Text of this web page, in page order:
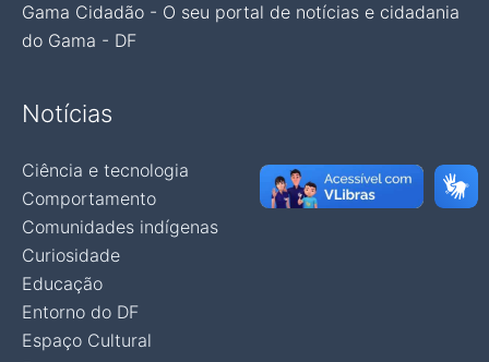
Gama Cidadão - O seu portal de notícias e cidadania
do Gama - DF
Notícias
Ciência e tecnologia
Comportamento
Comunidades indígenas
Curiosidade
Educação
Entorno do DF
Espaço Cultural